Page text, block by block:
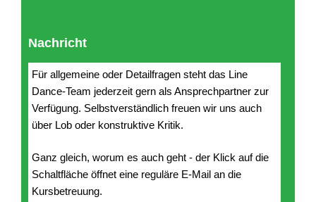
Nachricht
Für allgemeine oder Detailfragen steht das Line
Dance-Team jederzeit gern als Ansprechpartner zur
Verfügung. Selbstverständlich freuen wir uns auch
über Lob oder konstruktive Kritik.
Ganz gleich, worum es auch geht - der Klick auf die
Schaltfläche öffnet eine reguläre E-Mail an die
Kursbetreuung.